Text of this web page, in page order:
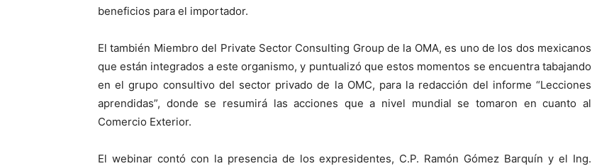
beneficios para el importador.
El también Miembro del Private Sector Consulting Group de la OMA, es uno de los dos mexicanos
que están integrados a este organismo, y puntualizó que estos momentos se encuentra tabajando
en el grupo consultivo del sector privado de la OMC, para la redacción del informe “Lecciones
aprendidas”, donde se resumirá las acciones que a nivel mundial se tomaron en cuanto al
Comercio Exterior.
El webinar contó con la presencia de los expresidentes, C.P. Ramón Gómez Barquín y el Ing.